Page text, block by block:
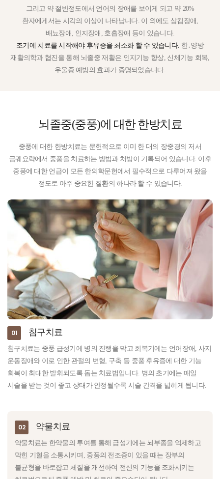
그리고 약 절반정도에서 언어의 장애를 보이게 되고 약 20%
환자에게서는 시각의 이상이 나타납니다. 이 외에도 삼킴장애,
배뇨장애, 인지장애, 호흡장애 등이 있습니다.
조기에 치료를 시작해야 후유증을 최소화 할 수 있습니다. 한․양방
재활의학과 협진을 통해 뇌졸중 재활은 인지기능 향상, 신체기능 회복,
우울증 예방의 효과가 증명되었습니다.
뇌졸중(중풍)에 대한한방치료
중풍에 대한 한방치료는 문헌적으로 이미 한 대의 장중경의 저서
금궤요략에서 중풍을 치료하는 방법과 처방이 기록되어 있습니다. 이후
중풍에 대한 언급이 모든 한의학문헌에서 필수적으로 다루어져 왔을
정도로 아주 중요한 질환의 하나라 할 수 있습니다.
01 침구치료
침구치료는 중풍 급성기에 병의 진행을 막고 회복기에는 언어장애, 사지
운동장애와 이로 인한 관절의 변형, 구축 등 중풍 후유증에 대한 기능
회복이 최대한 발휘되도록 돕는 치료법입니다. 병의 초기에는 매일
시술을 받는 것이 좋고 상태가 안정될수록 시술 간격을 넓히게 됩니다.
02 약물치료
약물치료는 한약물의 투여를 통해 급성기에는 뇌부종을 억제하고
막힌 기혈을 소통시키며, 중풍의 전조증이 있을 때는 장부의
불균형을 바로잡고 체질을 개선하여 전신의 기능을 조화시키는